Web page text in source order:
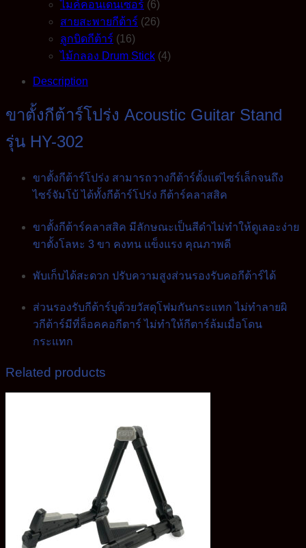
ไมค์คอนเดนเซอร์ (6)
สายสะพายกีต้าร์ (26)
ลูกบิดกีต้าร์ (16)
ไม้กลอง Drum Stick (4)
Description
ขาตั้งกีต้าร์โปร่ง Acoustic Guitar Stand
รุ่น HY-302
ขาตั้งกีต้าร์โปร่ง สามารถวางกีต้าร์ตั้งแต่ไซร์เล็กจนถึง
ไซร์จัมโบ้ ได้ทั้งกีต้าร์โปร่ง กีต้าร์คลาสสิค
ขาตั้งกีต้าร์คลาสสิค มีลักษณะเป็นสีดำไม่ทำให้ดูเลอะง่าย
ขาตั้งโลหะ 3 ขา คงทน แข็งแรง คุณภาพดี
พับเก็บได้สะดวก ปรับความสูงส่วนรองรับคอกีต้าร์ได้
ส่วนรองรับกีต้าร์บุด้วยวัสดุโฟมกันกระแทก ไม่ทำลายผิ
วกีต้าร์มีที่ล็อคคอกีตาร์ ไม่ทำให้กีตาร์ล้มเมื่อโดน
กระแทก
Related products